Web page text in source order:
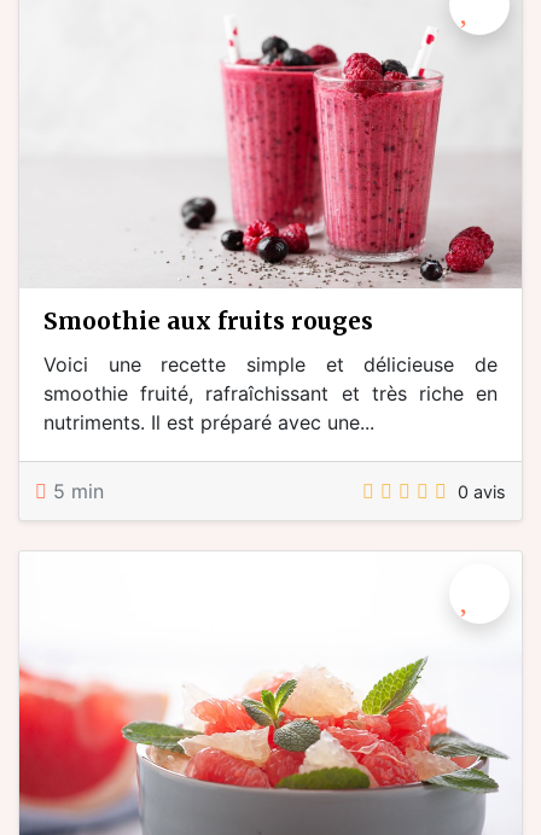
smoothie aux fruits rouges
Voici une recette simple et délicieuse de
smoothie fruité, rafraîchissant et très riche en
nutriments. Il est préparé avec une...
5 min 0 avis